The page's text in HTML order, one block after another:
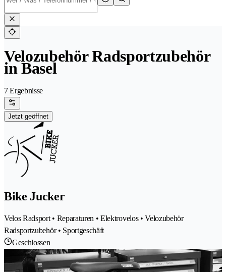
Velozubehör Radsportzubehör
in Basel
7 Ergebnisse
Jetzt geöffnet
Bike Jucker
Velos Radsport • Reparaturen • Elektrovelos • Velozubehör
Radsportzubehör • Sportgeschäft
Geschlossen